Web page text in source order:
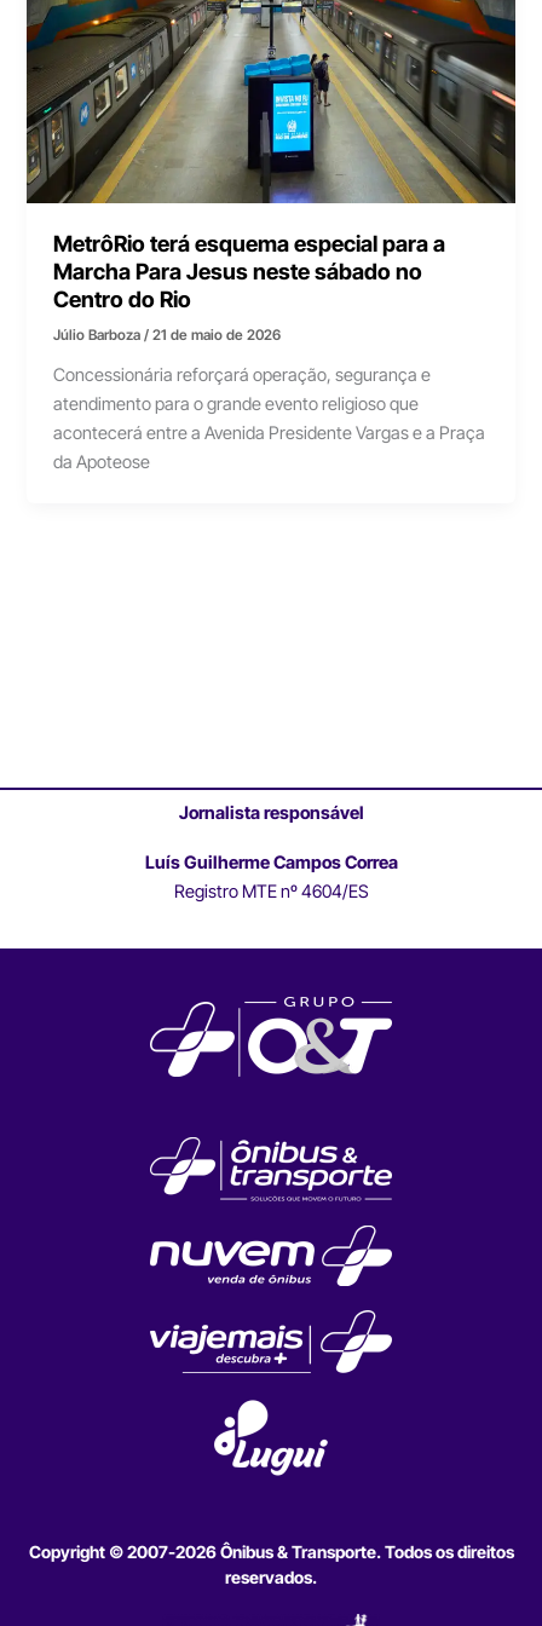
MetrôRio terá esquema especial para a
Marcha Para Jesus neste sábado no
Centro do Rio
Júlio Barboza/21 de maio de 2026
Concessionária reforçará operação, segurança e
atendimento para o grande evento religioso que
acontecerá entre a Avenida Presidente Vargas e a Praça
da Apoteose
Jornalista responsável
Luís Guilherme Campos Correa
Registro MTE nº 4604/ES
Copyright © 2007-2026 Ônibus & Transporte. Todos os direitos
reservados.